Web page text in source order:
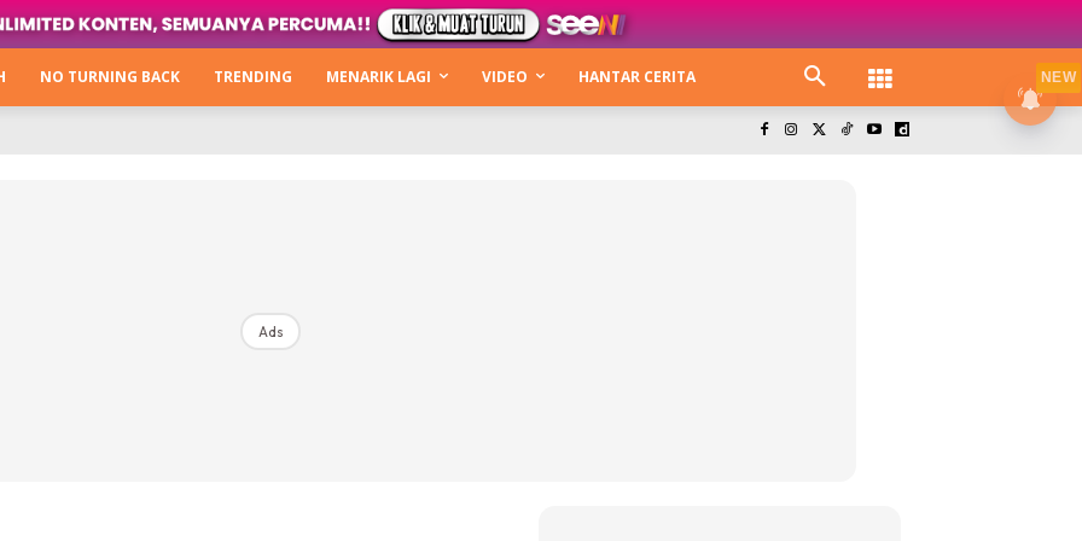
Hijabista
Next Level
NO TURNING BACK TRENDING MENARIK LAGI VIDEO HANTAR CERITA
Ads
NEW